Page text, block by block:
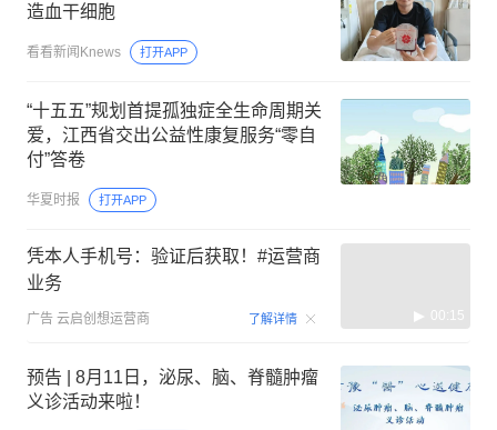
造血干细胞
看看新闻Knews 打开APP
“十五五”规划首提孤独症全生命周期关
爱，江西省交出公益性康复服务“零自
付”答卷
华夏时报 打开APP
凭本人手机号：验证后获取！#运营商
业务
广告 云启创想运营商 了解详情 00:15
预告 | 8月11日，泌尿、脑、脊髓肿瘤
义诊活动来啦！